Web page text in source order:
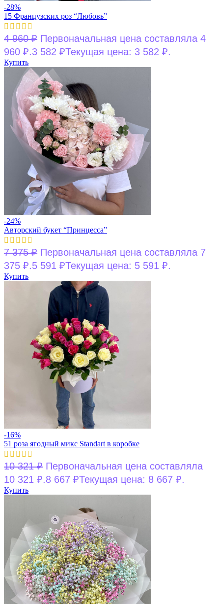
-28%
15 Французских роз “Любовь”
4 960₽ Первоначальная цена составляла 4
960 ₽.3 582 ₽Текущая цена: 3 582 ₽.
Купить
-24%
Авторский букет “Принцесса”
7 375₽ Первоначальная цена составляла 7
375 ₽.5 591 ₽Текущая цена: 5 591 ₽.
Купить
-16%
51 роза ягодный микс Standart в коробке
10 321₽ Первоначальная цена составляла
10 321 ₽.8 667 ₽Текущая цена: 8 667 ₽.
Купить